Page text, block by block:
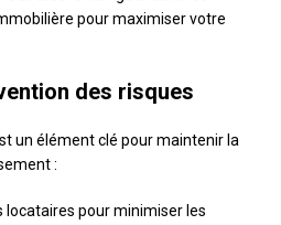
pour maximiser votre
des risques
un élément clé pour maintenir la
:
locataires pour minimiser les